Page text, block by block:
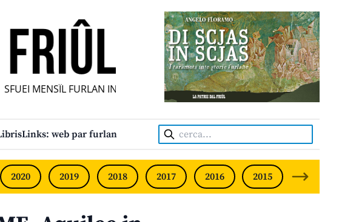
MENSÎL FURLAN INDIPENDENT • INDEPENDENT FRIULIAN MONTHLY
Links: web par furlan Cerca:
2020 2019 2018 2017 2016 2015 2014